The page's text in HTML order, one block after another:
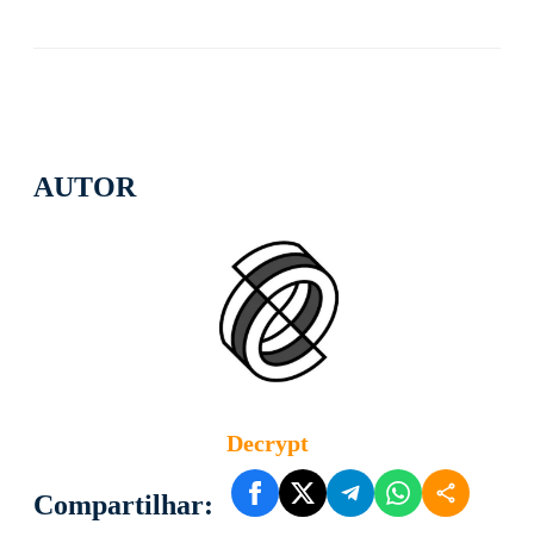
AUTOR
Decrypt
Compartilhar: